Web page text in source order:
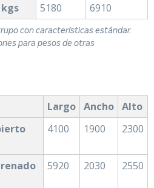
5180 6910
con características estándar.
para pesos de otras
Largo Ancho Alto
4100 1900 2300
5920 2030 2550